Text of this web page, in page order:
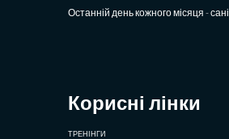
Останній день кожного місяця -
Корисні лінки
ТРЕНІНГИ